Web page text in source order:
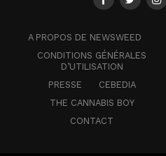
A PROPOS DE NEWSWEED
CONDITIONS GÉNÉRALES
D’UTILISATION
PRESSE
CEBEDIA
THE CANNABIS BOY
CONTACT